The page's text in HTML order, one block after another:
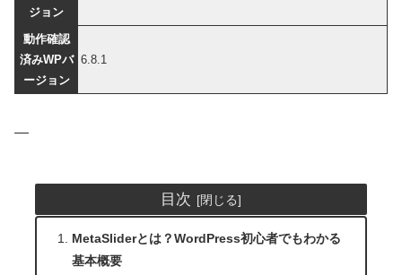
ジョン
動作確認
済みWPバ
ージョン
6.8.1
—
目次
MetaSliderとは？WordPress初心者でもわかる
基本概要